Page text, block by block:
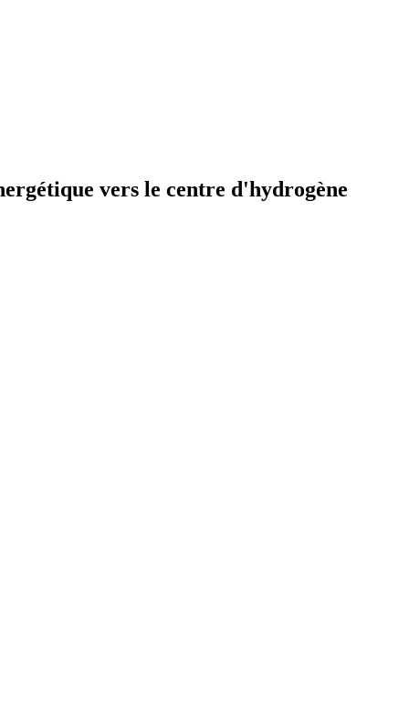
centre d'énergie naturelle-Hoyer construit les centrales nucléaires dans la transition énergétique vers le centre d'hydrogène